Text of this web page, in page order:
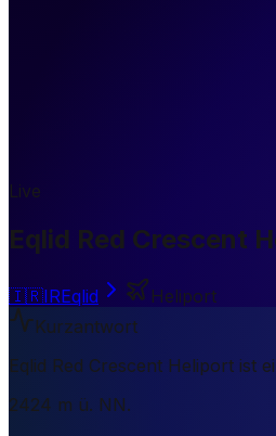
Live
Eqlid Red Crescent
🇮🇷IREqlid
Heliport
Kurzantwort
Eqlid Red Crescent Heliport ist
2424 m ü. NN.